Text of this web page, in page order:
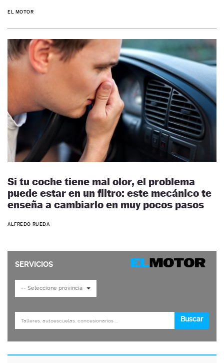
EL MOTOR
Si tu coche tiene mal olor, el problema
puede estar en un filtro: este mecánico te
enseña a cambiarlo en muy pocos pasos
ALFREDO RUEDA